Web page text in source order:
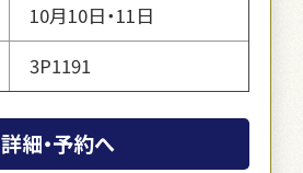
10月10日・11日
3P1191
詳細・予約へ